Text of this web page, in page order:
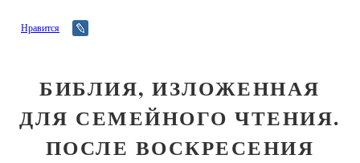
Нравится
БИБЛИЯ, ИЗЛОЖЕННАЯ
ДЛЯ СЕМЕЙНОГО ЧТЕНИЯ.
ПОСЛЕ ВОСКРЕСЕНИЯ